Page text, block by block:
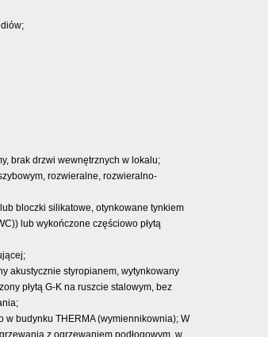
brak drzwi wewnętrznych w lokalu;
rozwieralne, rozwieralno-
bloczki silikatowe, otynkowane tynkiem
lub wykończone częściowo płytą
akustycznie styropianem, wytynkowany
płytą G-K na ruszcie stalowym, bez
w budynku THERMA (wymiennikownia); W
z ogrzewaniem podłogowym, w